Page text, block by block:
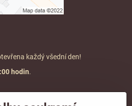
každý všední den!
hodin.